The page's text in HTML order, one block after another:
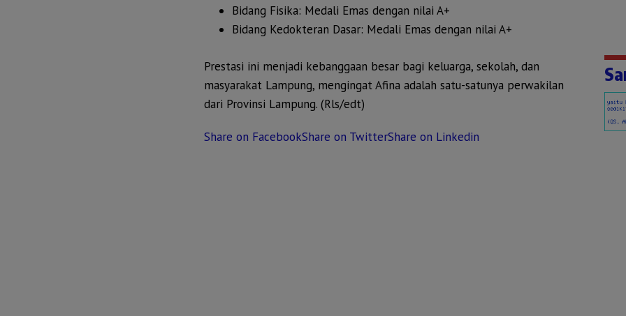
Bidang Fisika: Medali Emas dengan nilai A+
Bidang Kedokteran Dasar: Medali Emas dengan nilai A+
Prestasi ini menjadi kebanggaan besar bagi keluarga, sekolah, dan
masyarakat Lampung, mengingat Afina adalah satu-satunya perwakilan
dari Provinsi Lampung. (Rls/edt)
Share on FacebookShare on TwitterShare on Linkedin